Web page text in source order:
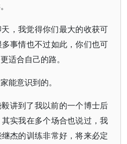
，我觉得你们最大的收获可
事情也不过如此，你们也可
适合自己的路。
能意识到的。
讲到了我以前的一个博士后
实我在多个场合也说过，我
杰的训练非常好，将来必定